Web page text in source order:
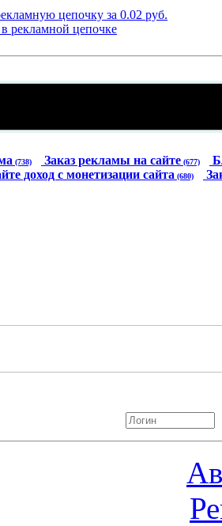
(738) Заказ рекламы на сайте (677)
доход с монетизации сайта (680)